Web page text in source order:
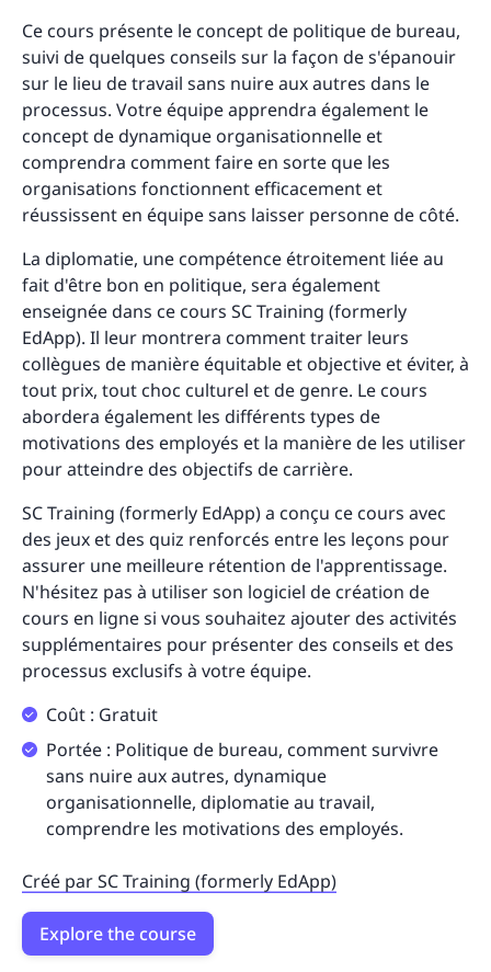
Ce cours présente le concept de politique de bureau,
suivi de quelques conseils sur la façon de s'épanouir
sur le lieu de travail sans nuire aux autres dans le
processus. Votre équipe apprendra également le
concept de dynamique organisationnelle et
comprendra comment faire en sorte que les
organisations fonctionnent efficacement et
réussissent en équipe sans laisser personne de côté.
La diplomatie, une compétence étroitement liée au
fait d'être bon en politique, sera également
enseignée dans ce cours SC Training (formerly
EdApp). Il leur montrera comment traiter leurs
collègues de manière équitable et objective et éviter, à
tout prix, tout choc culturel et de genre. Le cours
abordera également les différents types de
motivations des employés et la manière de les utiliser
pour atteindre des objectifs de carrière.
SC Training (formerly EdApp) a conçu ce cours avec
des jeux et des quiz renforcés entre les leçons pour
assurer une meilleure rétention de l'apprentissage.
N'hésitez pas à utiliser son logiciel de création de
cours en ligne si vous souhaitez ajouter des activités
supplémentaires pour présenter des conseils et des
processus exclusifs à votre équipe.
Coût : Gratuit
Portée : Politique de bureau, comment survivre
sans nuire aux autres, dynamique
organisationnelle, diplomatie au travail,
comprendre les motivations des employés.
Créé par SC Training (formerly EdApp)
Explore the course